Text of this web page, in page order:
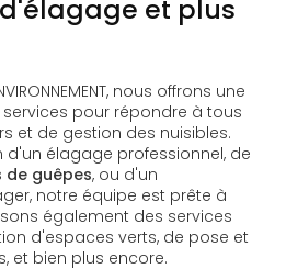
et plus
nous offrons une
pour répondre à tous
et de gestion des nuisibles.
d'un élagage professionnel, de
de guêpes, ou d'un
notre équipe est prête à
également des services
d'espaces verts, de pose et
et bien plus encore.